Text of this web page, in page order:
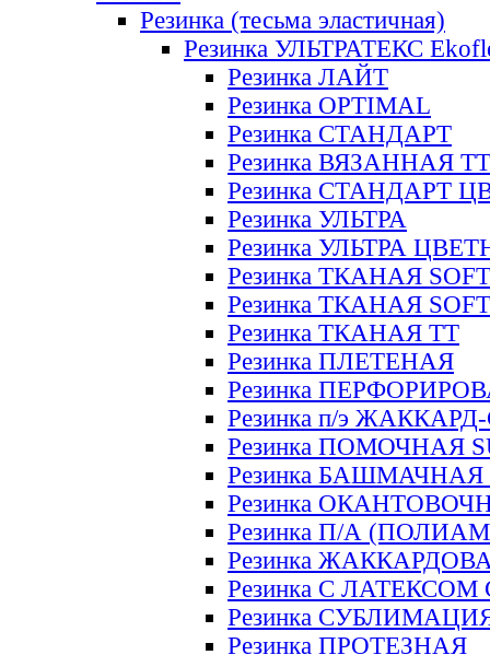
Резинка (тесьма эластичная)
Резинка УЛЬТРАТЕКС
Резинка ЛАЙТ
Резинка OPTIMAL
Резинка СТАНДАРТ
Резинка ВЯЗАННАЯ ТТ
Резинка СТАНДАРТ
Резинка УЛЬТРА
Резинка УЛЬТРА
Резинка ТКАНАЯ SOFT
Резинка ТКАНАЯ
Резинка ТКАНАЯ ТТ
Резинка ПЛЕТЕНАЯ
Резинка
Резинка п/э
Резинка ПОМОЧНАЯ
Резинка БАШМАЧНАЯ
Резинка
Резинка П/А
Резинка
Резинка С ЛАТЕКСОМ
Резинка
Резинка ПРОТЕЗНАЯ